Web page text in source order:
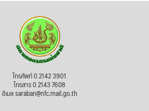
โทรศัพท์ 0 2142 3901
โทรสาร 0 2143 7608
อีเมล saraban@nfc.mail.go.th